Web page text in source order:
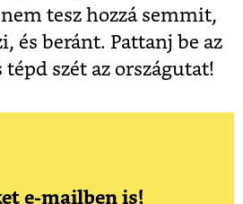
tesz hozzá semmit,
és beránt. Pattanj be az
szét az országutat!
e-mailben is!